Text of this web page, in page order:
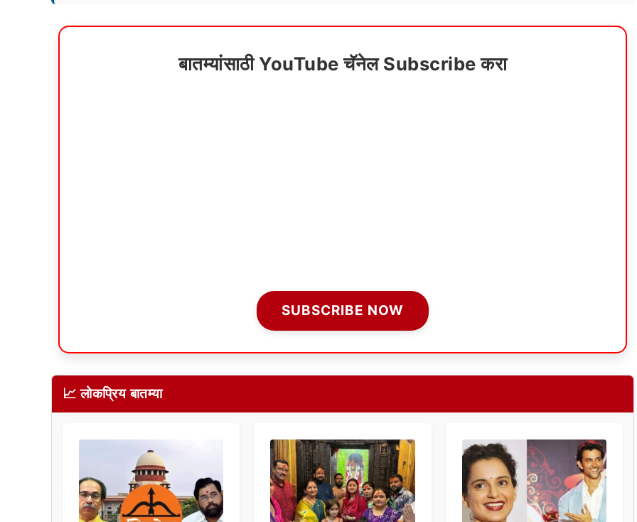
बातम्यांसाठी YouTube चॅनेल Subscribe करा
SUBSCRIBE NOW
📈 लोकप्रिय बातम्या